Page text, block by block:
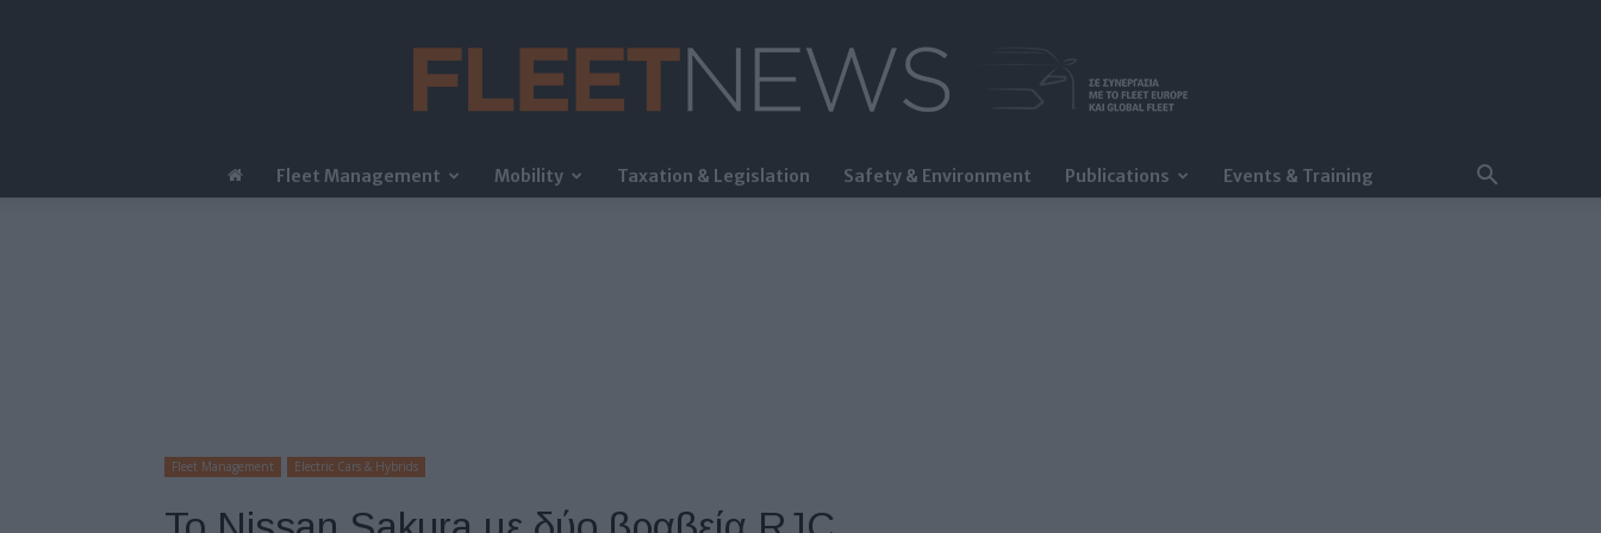
FleetNews
Fleet Management Mobility Taxation & Legislation Safety & Environment Publications Events & Training
Fleet Management Electric Cars & Hybrids